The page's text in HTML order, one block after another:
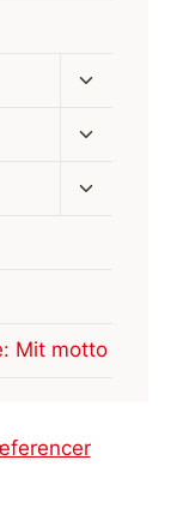
Skift
Skift
Skift
Mit motto